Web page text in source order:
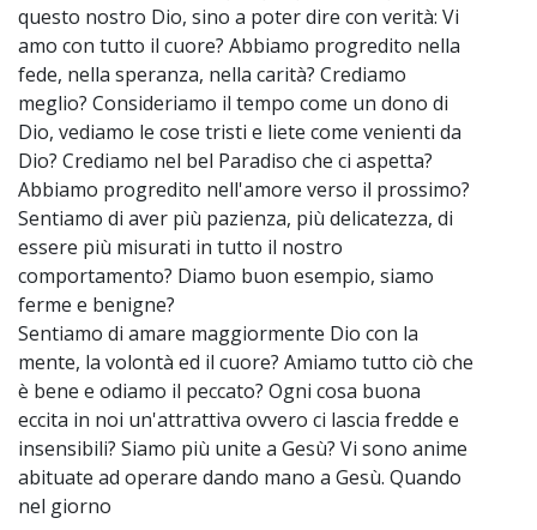
questo nostro Dio, sino a poter dire con verità: Vi
amo con tutto il cuore? Abbiamo progredito nella
fede, nella speranza, nella carità? Crediamo
meglio? Consideriamo il tempo come un dono di
Dio, vediamo le cose tristi e liete come venienti da
Dio? Crediamo nel bel Paradiso che ci aspetta?
Abbiamo progredito nell'amore verso il prossimo?
Sentiamo di aver più pazienza, più delicatezza, di
essere più misurati in tutto il nostro
comportamento? Diamo buon esempio, siamo
ferme e benigne?
Sentiamo di amare maggiormente Dio con la
mente, la volontà ed il cuore? Amiamo tutto ciò che
è bene e odiamo il peccato? Ogni cosa buona
eccita in noi un'attrattiva ovvero ci lascia fredde e
insensibili? Siamo più unite a Gesù? Vi sono anime
abituate ad operare dando mano a Gesù. Quando
nel giorno